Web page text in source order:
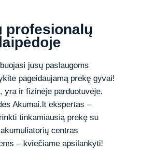
profesionalų
jūsų paslaugoms
pageidaujamą prekę gyvai!
yra ir fizinėje parduotuvėje.
Akumai.lt ekspertas –
tinkamiausią prekę su
centras
– kviečiame apsilankyti!